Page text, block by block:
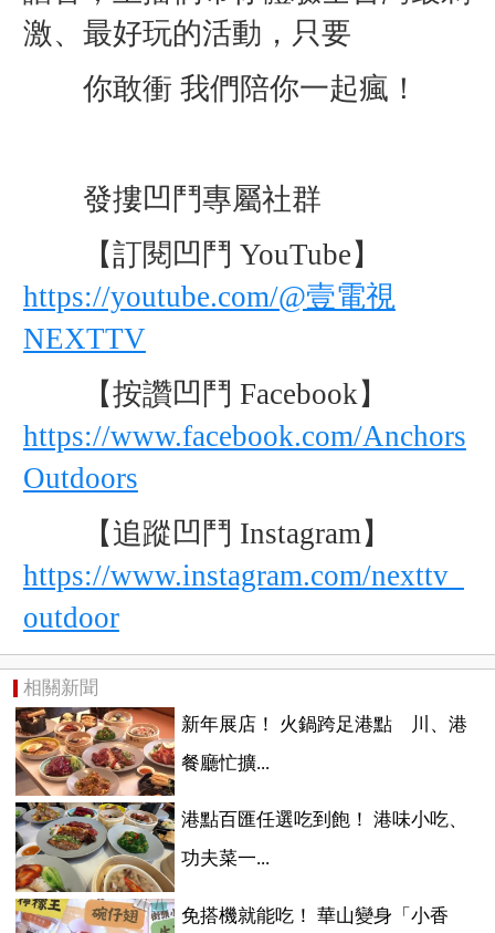
激、最好玩的活動，只要
你敢衝 我們陪你一起瘋！
發摟凹鬥專屬社群
【訂閱凹鬥 YouTube】
https://youtube.com/@壹電視
NEXTTV
【按讚凹鬥 Facebook】
https://www.facebook.com/Anchors
Outdoors
【追蹤凹鬥 Instagram】
https://www.instagram.com/nexttv_
outdoor
相關新聞
新年展店！ 火鍋跨足港點 川、港
餐廳忙擴...
港點百匯任選吃到飽！ 港味小吃、
功夫菜一...
免搭機就能吃！ 華山變身「小香